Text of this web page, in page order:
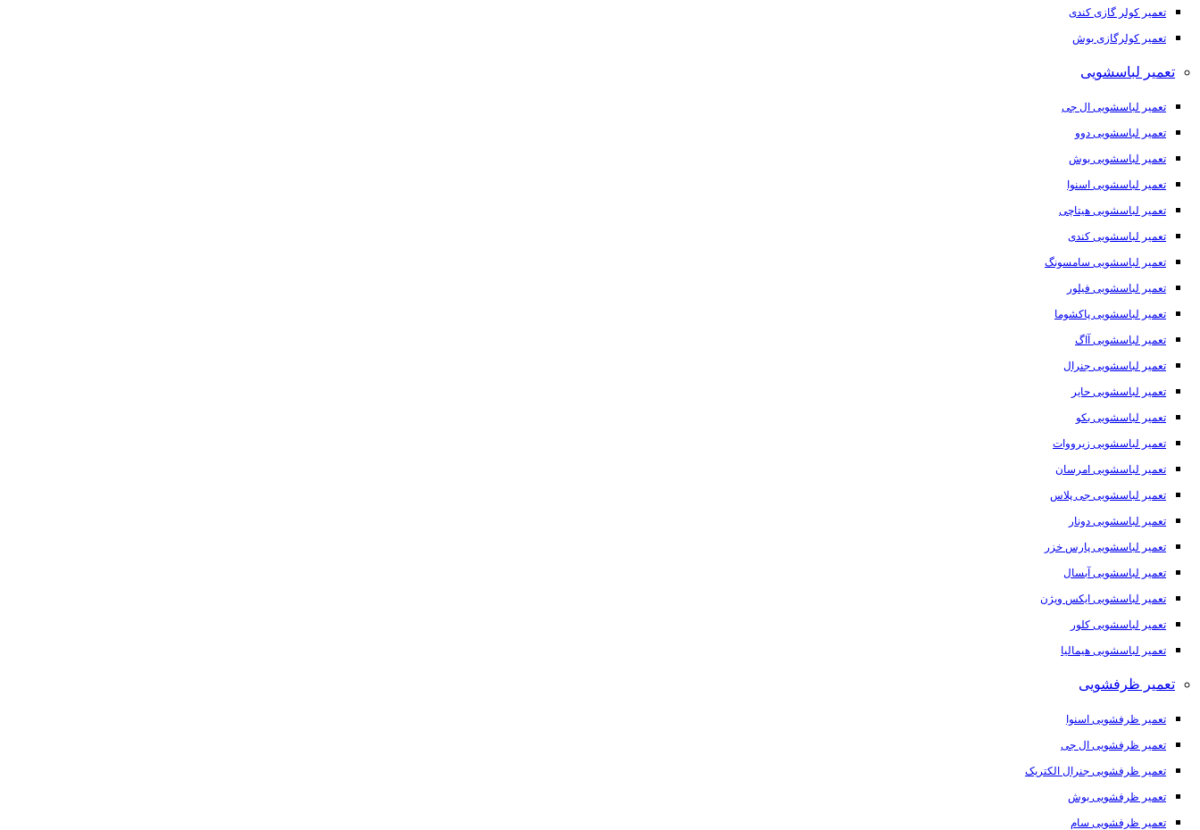
تعمیر کولر گازی کندی
تعمیر کولرگازی بوش
تعمیر لباسشویی
تعمیر لباسشویی ال جی
تعمیر لباسشویی دوو
تعمیر لباسشویی بوش
تعمیر لباسشویی اسنوا
تعمیر لباسشویی هیتاچی
تعمیر لباسشویی کندی
تعمیر لباسشویی سامسونگ
تعمیر لباسشویی فیلور
تعمیر لباسشویی پاکشوما
تعمیر لباسشویی آاگ
تعمیر لباسشویی جنرال
تعمیر لباسشویی حایر
تعمیر لباسشویی بکو
تعمیر لباسشویی زیرووات
تعمیر لباسشویی امرسان
تعمیر لباسشویی جی پلاس
تعمیر لباسشویی دونار
تعمیر لباسشویی پارس خزر
تعمیر لباسشویی آبسال
تعمیر لباسشویی ایکس ویژن
تعمیر لباسشویی کلور
تعمیر لباسشویی هیمالیا
تعمیر ظرفشویی
تعمیر ظرفشویی اسنوا
تعمیر ظرفشویی ال جی
تعمیر ظرفشویی جنرال الکتریک
تعمیر ظرفشویی بوش
تعمیر ظرفشویی سام